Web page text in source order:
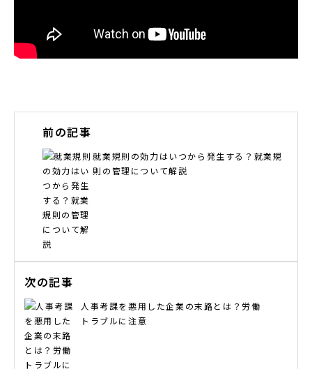
前の記事
就業規則の効力はいつから発生する？就業規
則の管理について解説
次の記事
⼈事考課を悪⽤した企業の末路とは？労働
トラブルに注意